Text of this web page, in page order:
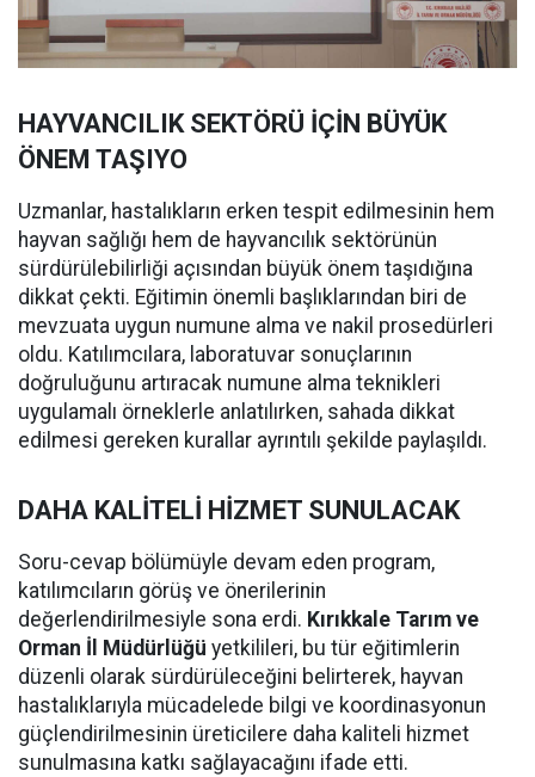
HAYVANCILIK SEKTÖRÜ İÇİN BÜYÜK
ÖNEM TAŞIYO
Uzmanlar, hastalıkların erken tespit edilmesinin hem
hayvan sağlığı hem de hayvancılık sektörünün
sürdürülebilirliği açısından büyük önem taşıdığına
dikkat çekti. Eğitimin önemli başlıklarından biri de
mevzuata uygun numune alma ve nakil prosedürleri
oldu. Katılımcılara, laboratuvar sonuçlarının
doğruluğunu artıracak numune alma teknikleri
uygulamalı örneklerle anlatılırken, sahada dikkat
edilmesi gereken kurallar ayrıntılı şekilde paylaşıldı.
DAHA KALİTELİ HİZMET SUNULACAK
Soru-cevap bölümüyle devam eden program,
katılımcıların görüş ve önerilerinin
değerlendirilmesiyle sona erdi. Kırıkkale Tarım ve
Orman İl Müdürlüğü yetkilileri, bu tür eğitimlerin
düzenli olarak sürdürüleceğini belirterek, hayvan
hastalıklarıyla mücadelede bilgi ve koordinasyonun
güçlendirilmesinin üreticilere daha kaliteli hizmet
sunulmasına katkı sağlayacağını ifade etti.